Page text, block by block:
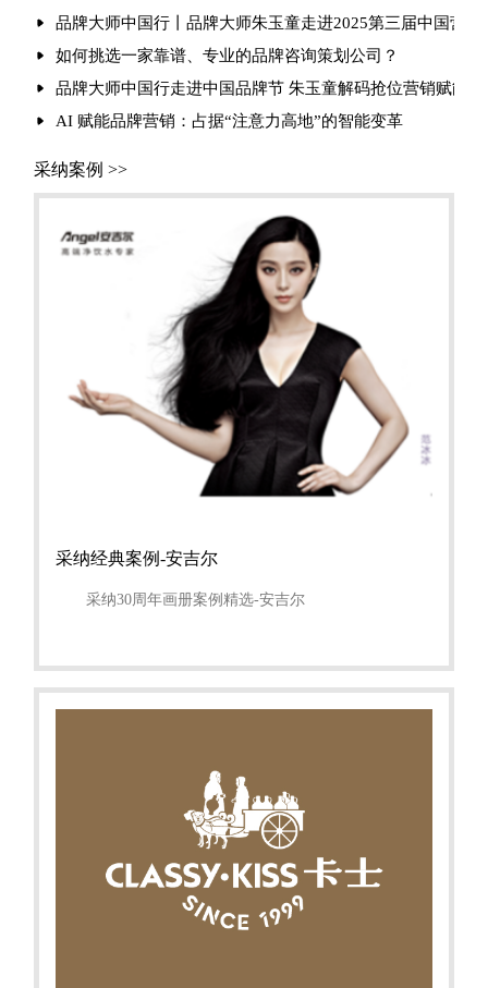
品牌大师中国行丨品牌大师朱玉童走进2025第三届中国营
如何挑选一家靠谱、专业的品牌咨询策划公司？
品牌大师中国行走进中国品牌节 朱玉童解码抢位营销赋能
AI 赋能品牌营销：占据“注意力高地”的智能变革
采纳案例 >>
采纳经典案例-安吉尔
采纳30周年画册案例精选-安吉尔